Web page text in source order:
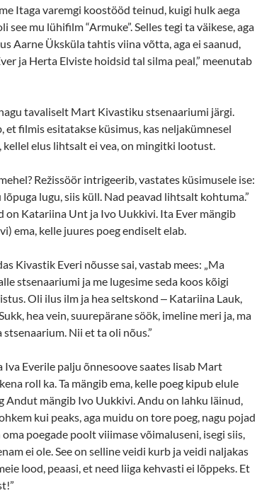
Itaga varemgi koostööd teinud, kuigi hulk aega
see mu lühifilm “Armuke”. Selles tegi ta väikese, aga
Aarne Üksküla tahtis viina võtta, aga ei saanud,
ja Herta Elviste hoidsid tal silma peal,” meenutab
tavaliselt Mart Kivastiku stsenaariumi järgi.
et filmis esitatakse küsimus, kas neljakümnesel
kellel elus lihtsalt ei vea, on mingitki lootust.
Režissöör intrigeerib, vastates küsimusele ise:
lugu, siis küll. Nad peavad lihtsalt kohtuma.”
on Katariina Unt ja Ivo Uukkivi. Ita Ever mängib
ema, kelle juures poeg endiselt elab.
Kivastik Everi nõusse sai, vastab mees: „Ma
stsenaariumi ja me lugesime seda koos kõigi
Oli ilus ilm ja hea seltskond ‒ Katariina Lauk,
hea vein, suurepärane söök, imeline meri ja, ma
stsenaarium. Nii et ta oli nõus.”
Iva Everile palju õnnesoove saates lisab Mart
roll ka. Ta mängib ema, kelle poeg kipub elule
Andut mängib Ivo Uukkivi. Andu on lahku läinud,
kui peaks, aga muidu on tore poeg, nagu pojad
oma poegade poolt viiimase võimaluseni, isegi siis,
ei ole. See on selline veidi kurb ja veidi naljakas
lood, peaasi, et need liiga kehvasti ei lõppeks. Et